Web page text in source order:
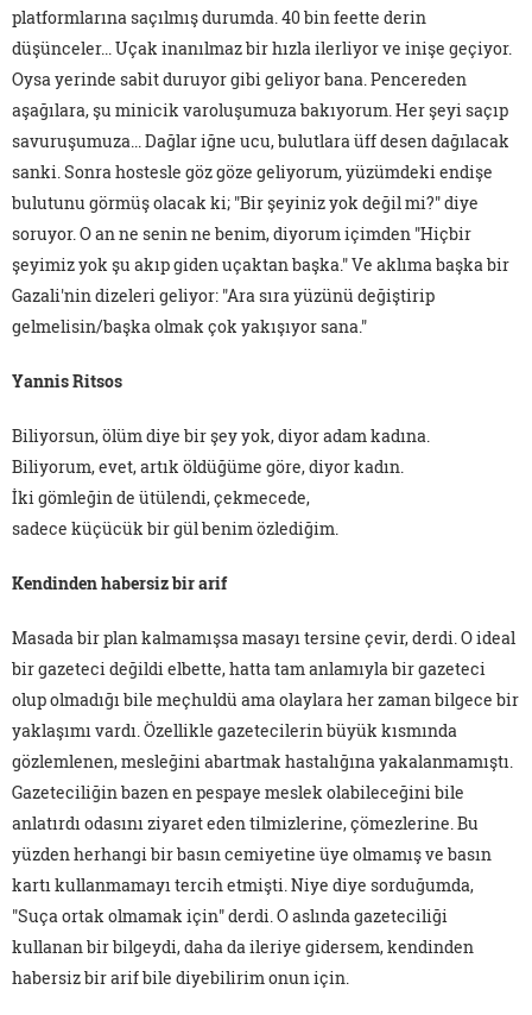
platformlarına saçılmış durumda. 40 bin feette derin
düşünceler... Uçak inanılmaz bir hızla ilerliyor ve inişe geçiyor.
Oysa yerinde sabit duruyor gibi geliyor bana. Pencereden
aşağılara, şu minicik varoluşumuza bakıyorum. Her şeyi saçıp
savuruşumuza... Dağlar iğne ucu, bulutlara üff desen dağılacak
sanki. Sonra hostesle göz göze geliyorum, yüzümdeki endişe
bulutunu görmüş olacak ki; "Bir şeyiniz yok değil mi?" diye
soruyor. O an ne senin ne benim, diyorum içimden "Hiçbir
şeyimiz yok şu akıp giden uçaktan başka." Ve aklıma başka bir
Gazali'nin dizeleri geliyor: "Ara sıra yüzünü değiştirip
gelmelisin/başka olmak çok yakışıyor sana."
Yannis Ritsos
Biliyorsun, ölüm diye bir şey yok, diyor adam kadına.
Biliyorum, evet, artık öldüğüme göre, diyor kadın.
İki gömleğin de ütülendi, çekmecede,
sadece küçücük bir gül benim özlediğim.
Kendinden habersiz bir arif
Masada bir plan kalmamışsa masayı tersine çevir, derdi. O ideal
bir gazeteci değildi elbette, hatta tam anlamıyla bir gazeteci
olup olmadığı bile meçhuldü ama olaylara her zaman bilgece bir
yaklaşımı vardı. Özellikle gazetecilerin büyük kısmında
gözlemlenen, mesleğini abartmak hastalığına yakalanmamıştı.
Gazeteciliğin bazen en pespaye meslek olabileceğini bile
anlatırdı odasını ziyaret eden tilmizlerine, çömezlerine. Bu
yüzden herhangi bir basın cemiyetine üye olmamış ve basın
kartı kullanmamayı tercih etmişti. Niye diye sorduğumda,
"Suça ortak olmamak için" derdi. O aslında gazeteciliği
kullanan bir bilgeydi, daha da ileriye gidersem, kendinden
habersiz bir arif bile diyebilirim onun için.